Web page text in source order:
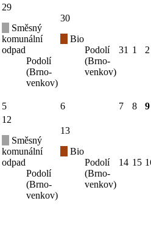
29
Směsný
komunální
odpad
Podolí
(Brno-
venkov)
30
Bio
Podolí
(Brno-
venkov)
31 1 2
5 6 7 8 9
12
Směsný
komunální
odpad
Podolí
(Brno-
venkov)
13
Bio
Podolí
(Brno-
venkov)
14 15